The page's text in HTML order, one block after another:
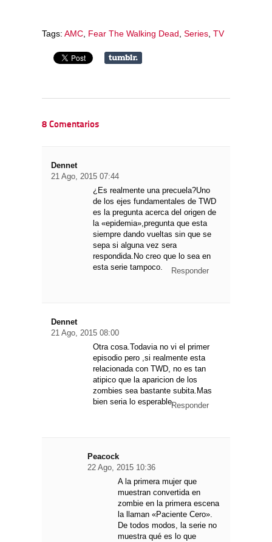
Tags: AMC, Fear The Walking Dead, Series, TV
8 Comentarios
Dennet
21 Ago, 2015 07:44
¿Es realmente una precuela?Uno
de los ejes fundamentales de TWD
es la pregunta acerca del origen de
la «epidemia»,pregunta que esta
siempre dando vueltas sin que se
sepa si alguna vez sera
respondida.No creo que lo sea en
esta serie tampoco.
Responder
Dennet
21 Ago, 2015 08:00
Otra cosa.Todavia no vi el primer
episodio pero ,si realmente esta
relacionada con TWD, no es tan
atipico que la aparicion de los
zombies sea bastante subita.Mas
bien seria lo esperable.Responder
Peacock
22 Ago, 2015 10:36
A la primera mujer que
muestran convertida en
zombie en la primera escena
la llaman «Paciente Cero».
De todos modos, la serie no
muestra qué es lo que